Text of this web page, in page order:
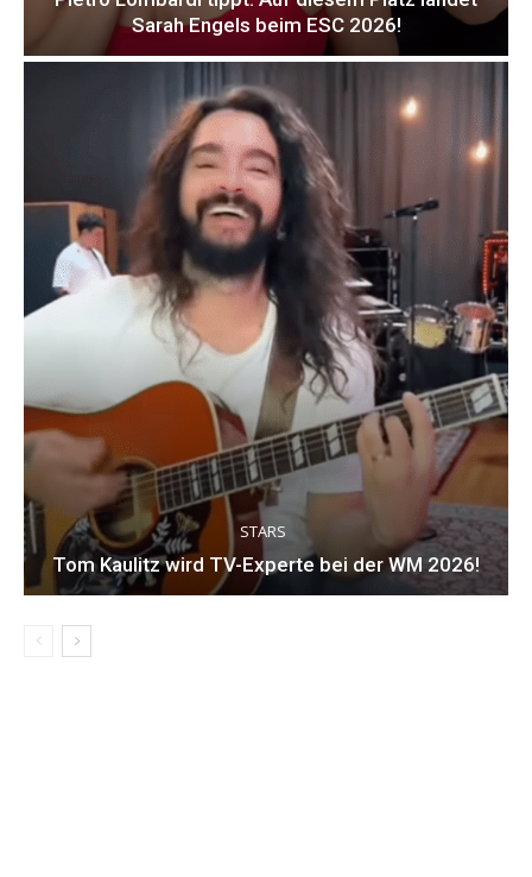
Sarah Engels beim ESC 2026!
STARS
Tom Kaulitz wird TV-Experte bei der WM 2026!